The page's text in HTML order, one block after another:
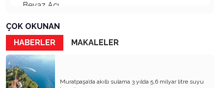
Beyaz Acı
Rhodıapolıs:Kumluca Ovasına Bakan Kayıp Şehir
Atsız’ı Bahane Ederek Atatürk’e ve Cumhuriyet’e
Saldırmak
3 Mayıs 1944’ten Bugüne Türkçülük:
Cumhuriyet’in Kurucu Fikrinden Bir Diriliş
Hafızasına
ÇOK OKUNAN
HABERLER
MAKALELER
Muratpaşa’da akıllı sulama 3 yılda 5,6 milyar litre suyu